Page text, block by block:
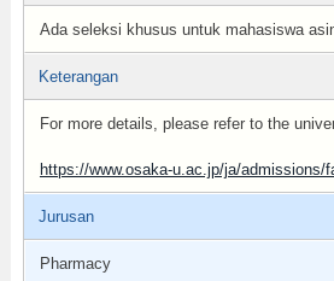
Ada seleksi khusus untuk mahasiswa
Keterangan
For more details, please refer to the
https://www.osaka-u.ac.jp/ja/admissions/
Jurusan
Pharmacy